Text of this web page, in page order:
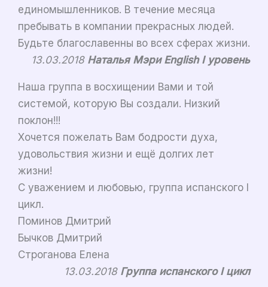
единомышленников. В течение месяца
пребывать в компании прекрасных людей.
Будьте благославенны во всех сферах жизни.
13.03.2018 Наталья Мэри English I уровень
Наша группа в восхищении Вами и той
системой, которую Вы создали. Низкий
поклон!!!
Хочется пожелать Вам бодрости духа,
удовольствия жизни и ещё долгих лет
жизни!
С уважением и любовью, группа испанского I
цикл.
Поминов Дмитрий
Бычков Дмитрий
Строганова Елена
13.03.2018 Группа испанского I цикл